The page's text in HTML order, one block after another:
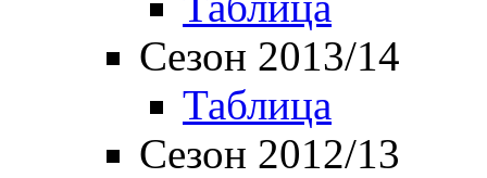
Сезон 2013/14
Таблица
Сезон 2012/13